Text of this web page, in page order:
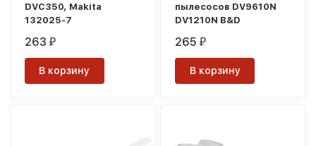
DVC350, Makita
132025-7
263₽
В корзину
пылесосов DV9610N
DV1210N B&D
265₽
В корзину